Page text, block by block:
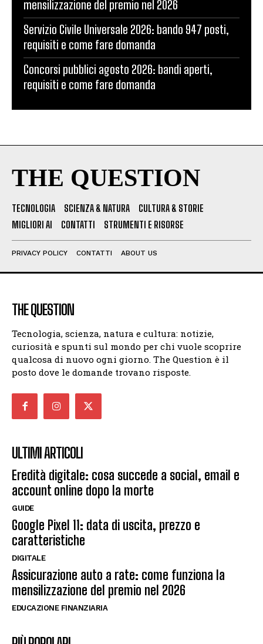
mensilizzazione del premio nel 2026
Servizio Civile Universale 2026: bando 947 posti,
requisiti e come fare domanda
Concorsi pubblici agosto 2026: bandi aperti,
requisiti e come fare domanda
THE QUESTION
TECNOLOGIA SCIENZA & NATURA
CULTURA & STORIE
MIGLIORI AI
CONTATTI STRUMENTI E RISORSE
PRIVACY POLICY CONTATTI ABOUT US
THE QUESTION
Tecnologia, scienza, natura e cultura: notizie,
curiosità e spunti sul mondo per chi vuole scoprire
qualcosa di nuovo ogni giorno. The Question è il
posto dove le domande trovano risposte.
ULTIMI ARTICOLI
Eredità digitale: cosa succede a social, email e
account online dopo la morte
GUIDE
Google Pixel 11: data di uscita, prezzo e
caratteristiche
DIGITALE
Assicurazione auto a rate: come funziona la
mensilizzazione del premio nel 2026
EDUCAZIONE FINANZIARIA